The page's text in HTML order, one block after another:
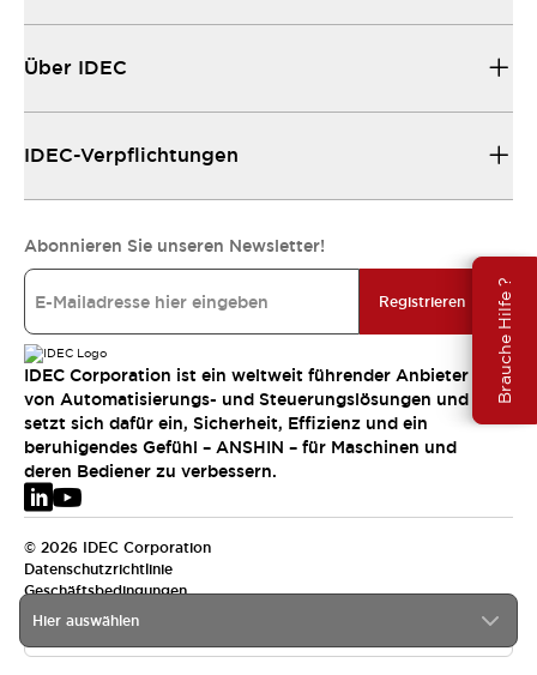
Brauche Hilfe ?
Hier auswählen
Über IDEC
IDEC-Verpflichtungen
Abonnieren Sie unseren Newsletter!
Registrieren
IDEC Corporation ist ein weltweit führender Anbieter
von Automatisierungs- und Steuerungslösungen und
setzt sich dafür ein, Sicherheit, Effizienz und ein
beruhigendes Gefühl – ANSHIN – für Maschinen und
deren Bediener zu verbessern.
© 2026 IDEC Corporation
Datenschutzrichtlinie
Geschäftsbedingungen
EMEA